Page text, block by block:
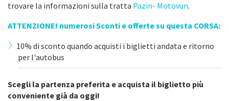
trovare la informazioni sulla tratta Pazin- Motovun.
ATTENZIONE! numerosi Sconti e offerte su questa CORSA:
10% di sconto quando acquisti i biglietti andata e ritorno
per l'autobus
Scegli la partenza preferita e acquista il biglietto più
conveniente già da oggi!